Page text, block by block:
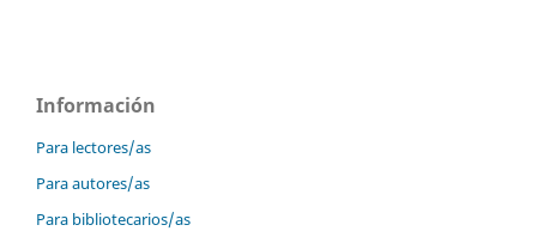
Información
Para lectores/as
Para autores/as
Para bibliotecarios/as